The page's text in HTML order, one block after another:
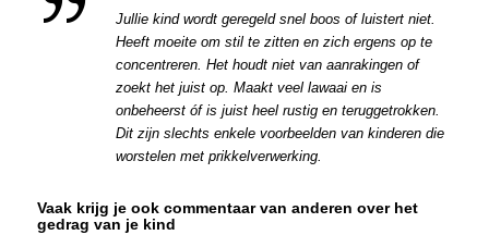
Jullie kind wordt geregeld snel boos of luistert niet.
Heeft moeite om stil te zitten en zich ergens op te
concentreren. Het houdt niet van aanrakingen of
zoekt het juist op. Maakt veel lawaai en is
onbeheerst óf is juist heel rustig en teruggetrokken.
Dit zijn slechts enkele voorbeelden van kinderen die
worstelen met prikkelverwerking.
Vaak krijg je ook commentaar van anderen over het
gedrag van je kind